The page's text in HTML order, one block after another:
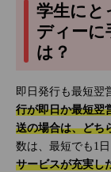
学生にと
ディーに
は？
即日発行も最短翌
行が即日か最短翌
送の場合は、どち
数は、最短でも1
サービスが充実し